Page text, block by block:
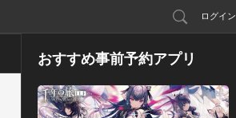
ログイン
おすすめ事前予約アプリ